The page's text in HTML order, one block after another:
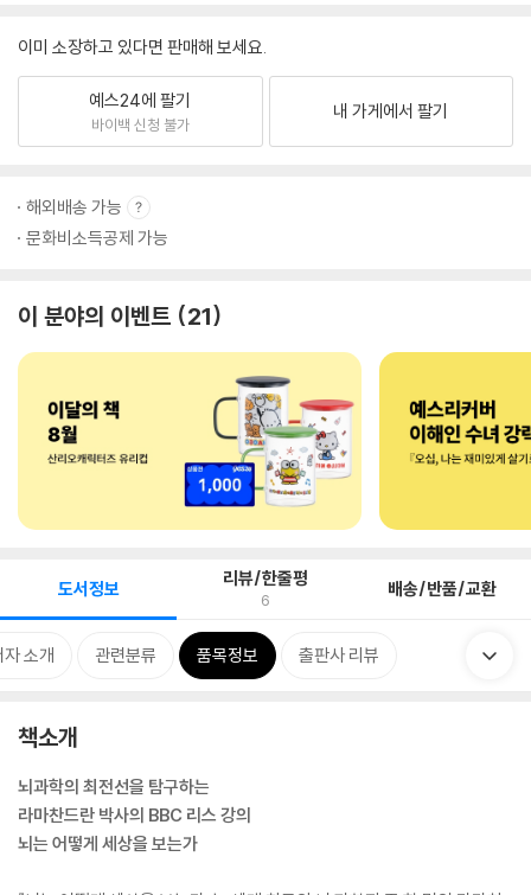
이미 소장하고 있다면 판매해 보세요.
예스24에 팔기
바이백 신청 불가
내 가게에서 팔기
해외배송 가능
문화비소득공제 가능
이 분야의 이벤트 21
도서정보 리뷰/한줄평
6 배송/반품/교환
자 소개 관련분류 품목정보 출판사 리뷰
책소개
뇌과학의 최전선을 탐구하는
라마찬드란 박사의 BBC 리스 강의
뇌는 어떻게 세상을 보는가